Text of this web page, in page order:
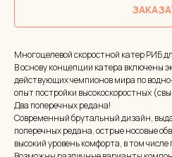
Многоцелевой скоростной катер РИБ
В основу концепции катера включены
действующих чемпионов мира по
опыт постройки высокоскоростных
Два поперечных редана!
Современный брутальный дизайн,
поперечных редана, острые носовые
высокий уровень комфорта, в том